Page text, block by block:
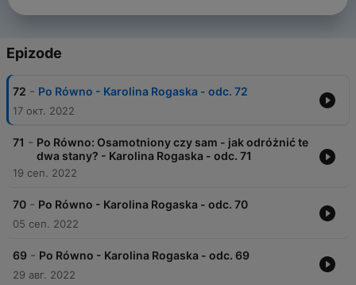
Epizode
72 - Po Równo - Karolina Rogaska - odc. 72
17 окт. 2022
71 - Po Równo: Osamotniony czy sam - jak odróżnić te
dwa stany? - Karolina Rogaska - odc. 71
19 сеп. 2022
70 - Po Równo - Karolina Rogaska - odc. 70
05 сеп. 2022
69 - Po Równo - Karolina Rogaska - odc. 69
29 авг. 2022